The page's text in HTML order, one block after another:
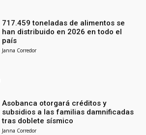
717.459 toneladas de alimentos se
han distribuido en 2026 en todo el
país
Janna Corredor
Asobanca otorgará créditos y
subsidios a las familias damnificadas
tras doblete sísmico
Janna Corredor